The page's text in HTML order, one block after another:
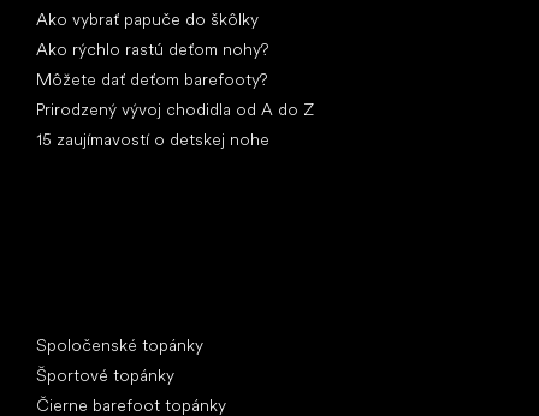
Ako vybrať papuče do škôlky
Ako rýchlo rastú deťom nohy?
Môžete dať deťom barefooty?
Prirodzený vývoj chodidla od A do Z
15 zaujímavostí o detskej nohe
Spoločenské topánky
Športové topánky
Čierne barefoot topánky